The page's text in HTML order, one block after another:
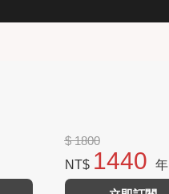
$ 1800
NT$ 1440 年